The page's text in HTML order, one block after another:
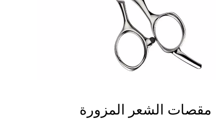
مقصات الشعر المزورة